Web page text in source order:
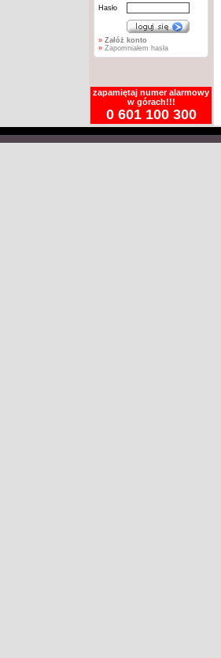
Hasło
» Załóż konto
» Zapomniałem hasła
zapamiętaj numer alarmowy
w górach!!!
0 601 100 300